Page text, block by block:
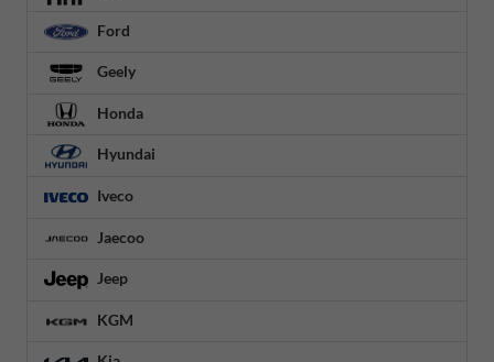
Ford
Geely
Honda
Hyundai
Iveco
Jaecoo
Jeep
KGM